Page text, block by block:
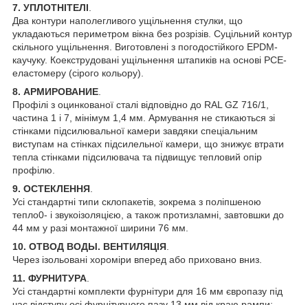
7. УПЛОТНІТЕЛІ
Два контури наполегливого ущільнення стулки, що
укладаються периметром вікна без розрізів. Суцільний контур
скільного ущільнення. Виготовлені з погодостійкого EPDM-
каучуку. Коекструдовані ущільнення штапиків на основі PCE-
еластомеру (сірого кольору).
8. АРМИРОВАНИЕ
Профілі з оцинкованої сталі відповідно до RAL GZ 716/1,
частина 1 і 7, мінімум 1,4 мм. Армування не стикаються зі
стінками підсилювальної камери завдяки спеціальним
виступам на стінках підсилельної камери, що знижує втрати
тепла стінками підсилювача та підвищує тепловий опір
профілю.
9. ОСТЕКЛЕННЯ
Усі стандартні типи склопакетів, зокрема з поліпшеною
тепло0- і звукоізоляцією, а також протизламні, завтовшки до
44 мм у разі монтажної ширини 76 мм.
10. ОТВОД ВОДЫ. ВЕНТИЛЯЦІЯ
Через ізольовані хороміри вперед або приховано вниз.
11. ФУРНИТУРА
Усі стандартні комплекти фурнітури для 16 мм європазу під